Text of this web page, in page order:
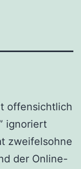
offensichtlich
ignoriert
zweifelsohne
der Online-